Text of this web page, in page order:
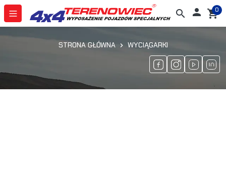
search  shopping_cart
0
STRONA GŁÓWNA WYCIĄGARKI